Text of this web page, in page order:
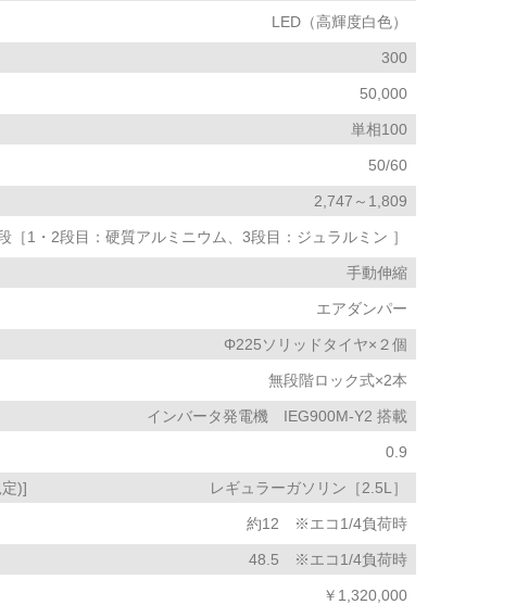
LED（高輝度白色）
300
50,000
単相100
50/60
2,747～1,809
［1・2段目：硬質アルミニウム、3段目：ジュラルミン ］
手動伸縮
エアダンパー
Φ225ソリッドタイヤ×２個
無段階ロック式×2本
インバータ発電機 IEG900M-Y2 搭載
0.9
)] レギュラーガソリン［2.5L］
約12 ※エコ1/4負荷時
48.5 ※エコ1/4負荷時
￥1,320,000